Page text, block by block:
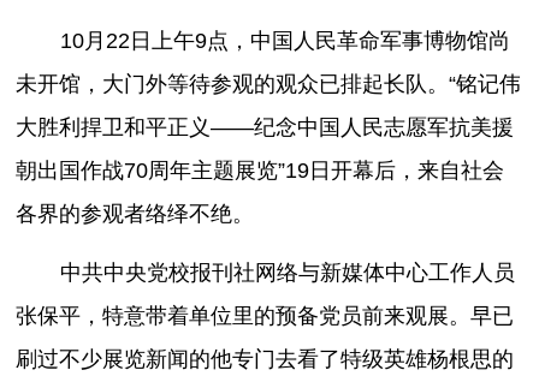
10月22日上午9点，中国人民革命军事博物馆尚
未开馆，大门外等待参观的观众已排起长队。“铭记伟
大胜利捍卫和平正义——纪念中国人民志愿军抗美援
朝出国作战70周年主题展览”19日开幕后，来自社会
各界的参观者络绎不绝。
中共中央党校报刊社网络与新媒体中心工作人员
张保平，特意带着单位里的预备党员前来观展。早已
刷过不少展览新闻的他专门去看了特级英雄杨根思的